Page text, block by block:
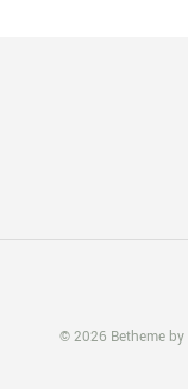
© 2026 Betheme by